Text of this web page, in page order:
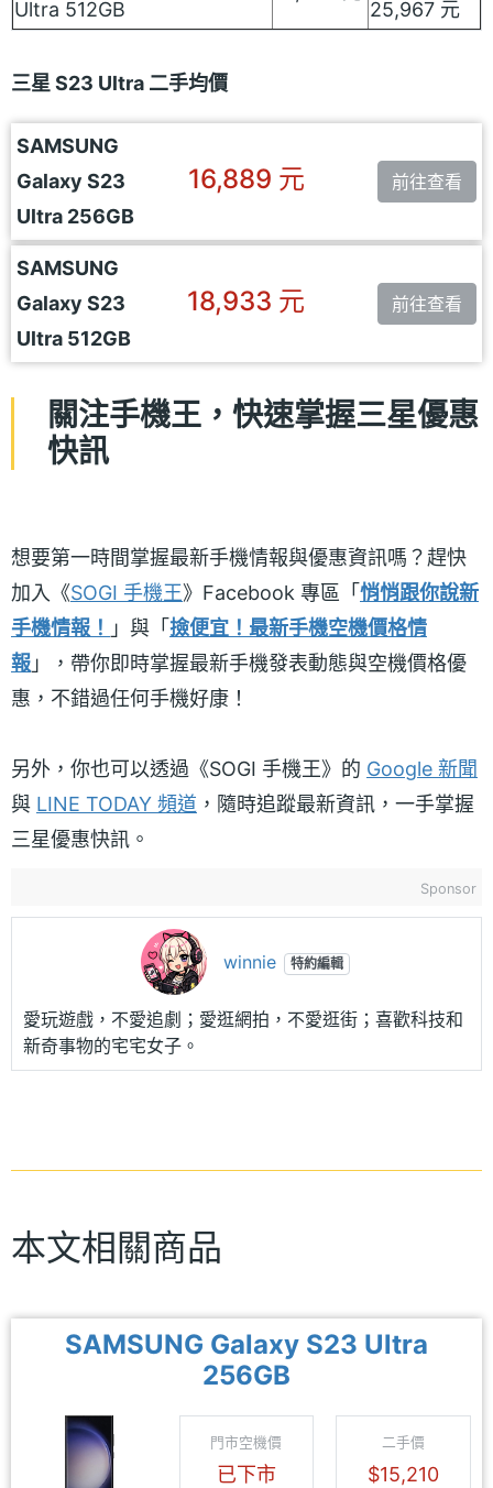
Ultra 512GB 25,967 元
三星 S23 Ultra 二手均價
SAMSUNG
Galaxy S23
Ultra 256GB
16,889 元 前往查看
SAMSUNG
Galaxy S23
Ultra 512GB
18,933 元 前往查看
關注手機王，快速掌握三星優惠
快訊
想要第一時間掌握最新手機情報與優惠資訊嗎？趕快
加入《SOGI 手機王》Facebook 專區「 悄悄跟你說新
手機情報！ 」與「 撿便宜！最新手機空機價格情
報 」，帶你即時掌握最新手機發表動態與空機價格優
惠，不錯過任何手機好康！
另外，你也可以透過《SOGI 手機王》的 Google 新聞
與 LINE TODAY 頻道 ，隨時追蹤最新資訊，一手掌握
三星優惠快訊。
Sponsor
winnie 特約編輯
愛玩遊戲，不愛追劇；愛逛網拍，不愛逛街；喜歡科技和
新奇事物的宅宅女子。
本文相關商品
SAMSUNG Galaxy S23 Ultra
256GB
門市空機價
已下市
二手價
$15,210